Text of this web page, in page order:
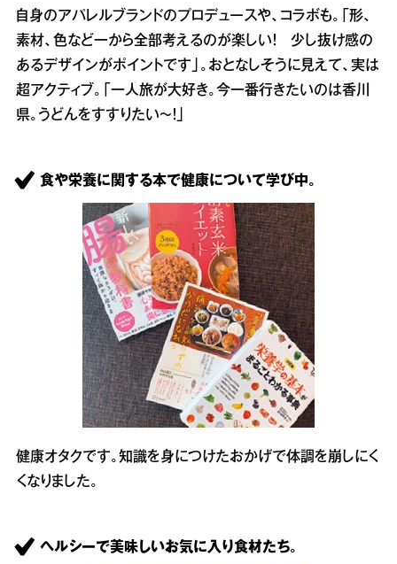
自身のアパレルブランドのプロデュースや、コラボも。「形、
素材、色など一から全部考えるのが楽しい！ 少し抜け感の
あるデザインがポイントです」。おとなしそうに見えて、実は
超アクティブ。「一人旅が大好き。今一番行きたいのは香川
県。うどんをすすりたい～！」
食や栄養に関する本で健康について学び中。
健康オタクです。知識を身につけたおかげで体調を崩しにく
くなりました。
ヘルシーで美味しいお気に入り食材たち。